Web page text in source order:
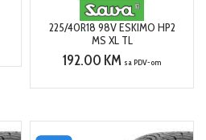
225/40R18 98V ESKIMO HP2
MS XL TL
192.00 KM sa PDV-om